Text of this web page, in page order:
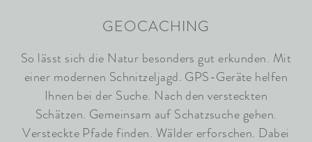
GEOCACHING
So lässt sich die Natur besonders gut erkunden. Mit
einer modernen Schnitzeljagd. GPS-Geräte helfen
Ihnen bei der Suche. Nach den versteckten
Schätzen. Gemeinsam auf Schatzsuche gehen.
Versteckte Pfade finden. Wälder erforschen. Dabei